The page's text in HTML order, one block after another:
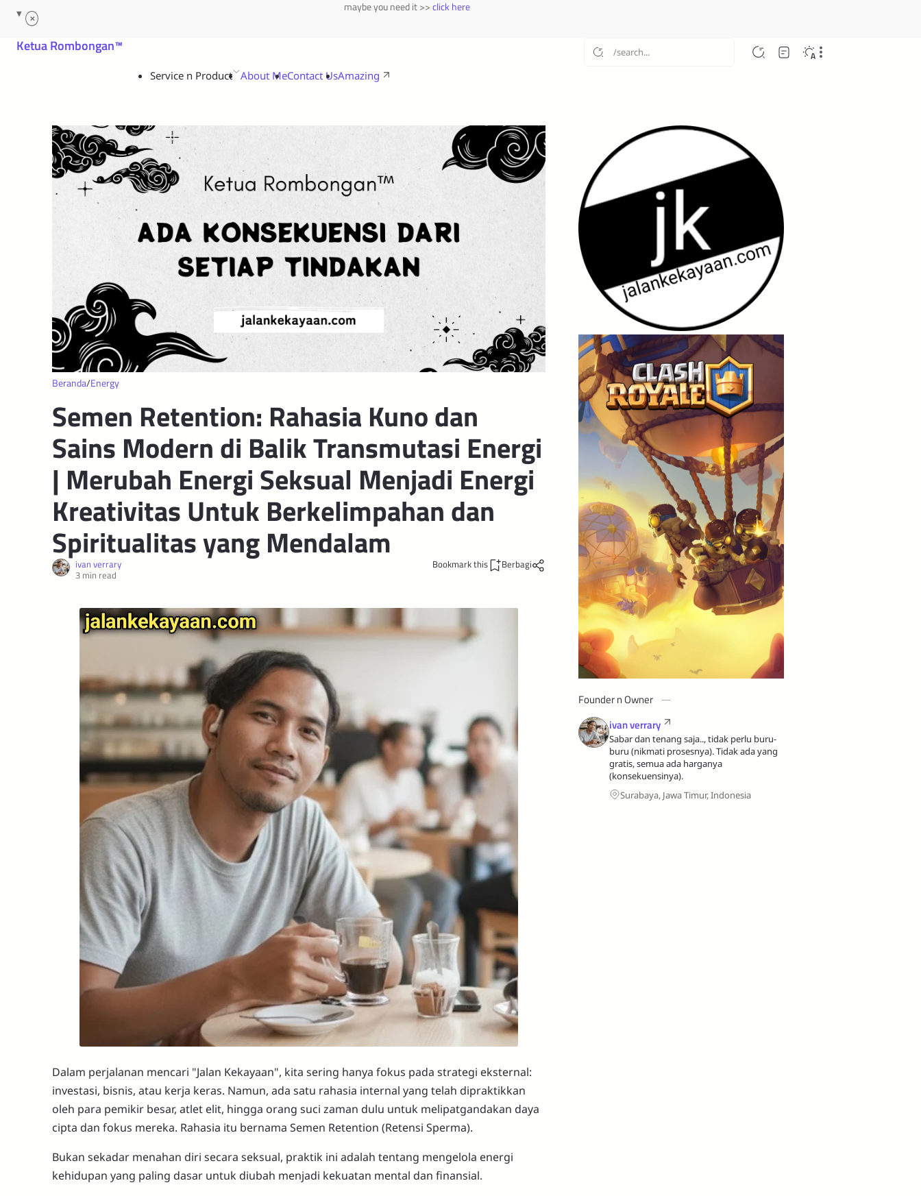
maybe you need it >>click here
Service n Product About MeContact UsAmazing
Beranda Energy
Semen Retention: Rahasia Kuno dan
Sains Modern di Balik Transmutasi Energi
| Merubah Energi Seksual Menjadi Energi
Kreativitas Untuk Berkelimpahan dan
Spiritualitas yang Mendalam
Dalam perjalanan mencari "Jalan Kekayaan", kita sering hanya fokus pada strategi eksternal:
investasi, bisnis, atau kerja keras. Namun, ada satu rahasia internal yang telah dipraktikkan
oleh para pemikir besar, atlet elit, hingga orang suci zaman dulu untuk melipatgandakan daya
cipta dan fokus mereka. Rahasia itu bernama Semen Retention (Retensi Sperma).
Bukan sekadar menahan diri secara seksual, praktik ini adalah tentang mengelola energi
kehidupan yang paling dasar untuk diubah menjadi kekuatan mental dan finansial.
Founder n Owner
ivan verrary
Sabar dan tenang saja.., tidak perlu buru-
buru (nikmati prosesnya). Tidak ada yang
gratis, semua ada harganya
(konsekuensinya).
Surabaya, Jawa Timur, Indonesia